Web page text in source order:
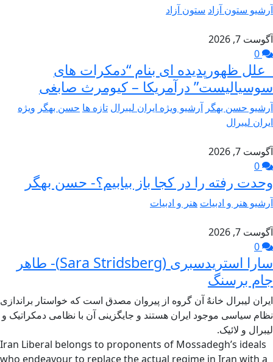
آرشیو ستون آزاد ستون آزاد
آگوست 7, 2026
علل ظهورپدیده ای بنام “دمکرات های
سوسیالیست” درآمریکا – کیومرث صابغی
آرشیو حسن بهگر آرشیو ویژه ایران لیبرال تازه ها حسن بهگر ویژه
ایران لیبرال
آگوست 7, 2026
وحدت رفته را در کجا باز بیابیم؟- حسن بهگر
آرشیو هنر و ادبیات هنر و ادبیات
آگوست 7, 2026
سارا استریدسبری (Sara Stridsberg)- طاهر
جام برسنگ
ایران لیبرال خانهٌ آن گروه از پیروان مصدق است که خواستار براندازی
نظام سیاسی موجود ایران هستند و جایگزینی آن با نظامی دمکراتیک و
لیبرال و لائیک.
Iran Liberal belongs to proponents of Mossadegh’s ideals
who endeavour to replace the actual regime in Iran with a